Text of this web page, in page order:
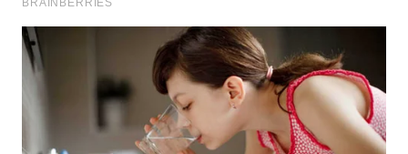
TAPANULI
SERDANG